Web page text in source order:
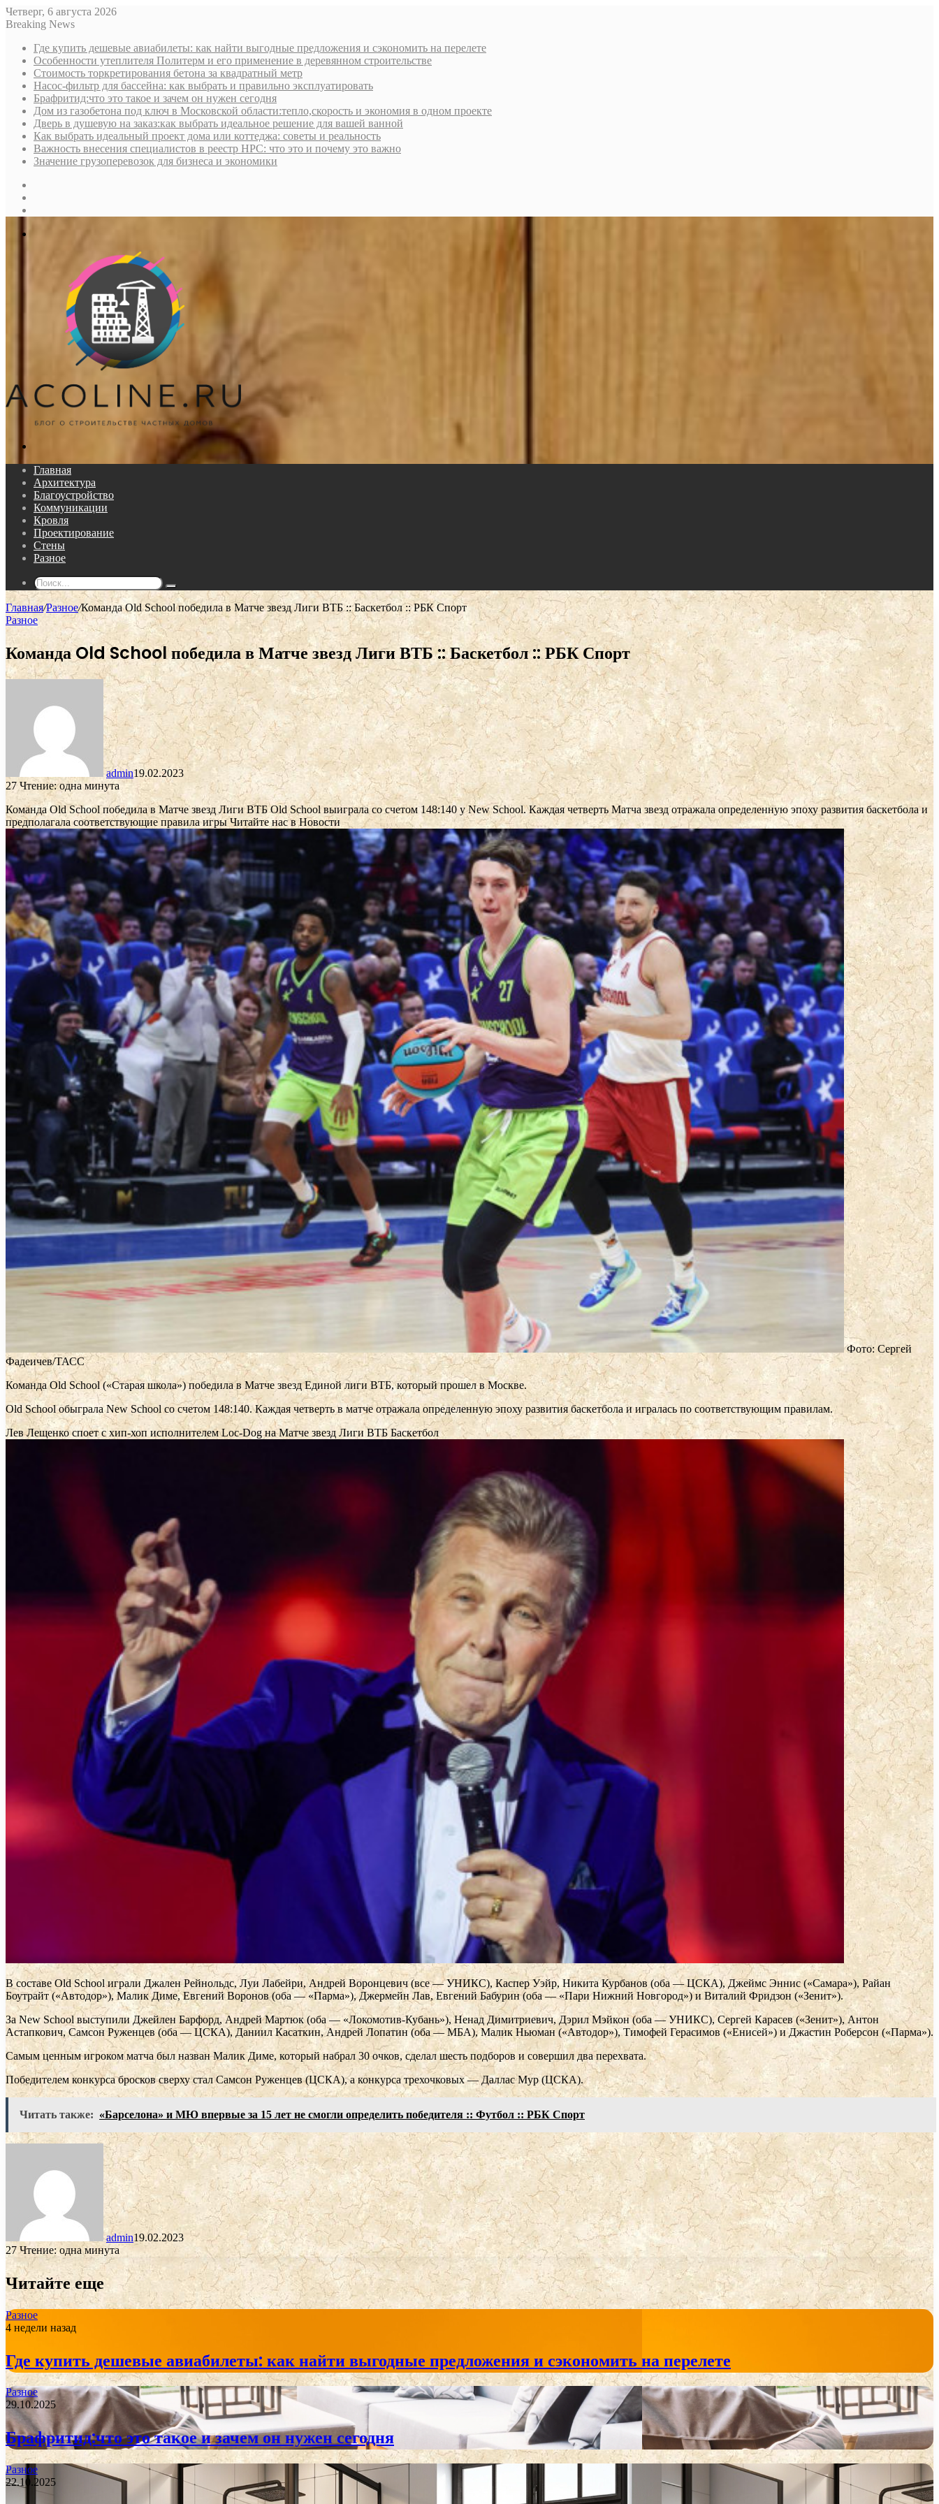
Четверг, 6 августа 2026
Breaking News
Где купить дешевые авиабилеты: как найти выгодные предложения и сэкономить на перелете
Особенности утеплителя Политерм и его применение в деревянном строительстве
Стоимость торкретирования бетона за квадратный метр
Насос-фильтр для бассейна: как выбрать и правильно эксплуатировать
Брафритид:что это такое и зачем он нужен сегодня
Дом из газобетона под ключ в Московской области:тепло,скорость и экономия в одном проекте
Дверь в душевую на заказ:как выбрать идеальное решение для вашей ванной
Как выбрать идеальный проект дома или коттеджа: советы и реальность
Важность внесения специалистов в реестр НРС: что это и почему это важно
Значение грузоперевозок для бизнеса и экономики
Главная
Архитектура
Благоустройство
Коммуникации
Кровля
Проектирование
Стены
Разное
Поиск...
Главная/Разное/Команда Old School победила в Матче звезд Лиги ВТБ :: Баскетбол :: РБК Спорт
Разное
Команда Old School победила в Матче звезд Лиги ВТБ :: Баскетбол :: РБК Спорт
admin19.02.2023
27Чтение: одна минута
Команда Old School победила в Матче звезд Лиги ВТБOld School выиграла со счетом 148:140 у New School. Каждая четверть Матча звезд отражала определенную эпоху развития баскетбола и
предполагала соответствующие правила игрыЧитайте нас в Новости
Фото: Сергей
Фадеичев/ТАСС
Команда Old School («Старая школа») победила в Матче звезд Единой лиги ВТБ, который прошел в Москве.
Old School обыграла New School со счетом 148:140. Каждая четверть в матче отражала определенную эпоху развития баскетбола и игралась по соответствующим правилам.
Лев Лещенко споет с хип-хоп исполнителем Loc-Dog на Матче звезд Лиги ВТБ Баскетбол
В составе Old School играли Джален Рейнольдс, Луи Лабейри, Андрей Воронцевич (все — УНИКС), Каспер Уэйр, Никита Курбанов (оба — ЦСКА), Джеймс Эннис («Самара»), Райан
Боутрайт («Автодор»), Малик Диме, Евгений Воронов (оба — «Парма»), Джермейн Лав, Евгений Бабурин (оба — «Пари Нижний Новгород») и Виталий Фридзон («Зенит»).
За New School выступили Джейлен Барфорд, Андрей Мартюк (оба — «Локомотив-Кубань»), Ненад Димитриевич, Дэрил Мэйкон (оба — УНИКС), Сергей Карасев («Зенит»), Антон
Астапкович, Самсон Руженцев (оба — ЦСКА), Даниил Касаткин, Андрей Лопатин (оба — МБА), Малик Ньюман («Автодор»), Тимофей Герасимов («Енисей») и Джастин Роберсон («Парма»).
Самым ценным игроком матча был назван Малик Диме, который набрал 30 очков, сделал шесть подборов и совершил два перехвата.
Победителем конкурса бросков сверху стал Самсон Руженцев (ЦСКА), а конкурса трехочковых — Даллас Мур (ЦСКА).
Читать также: «Барселона» и МЮ впервые за 15 лет не смогли определить победителя :: Футбол :: РБК Спорт
admin19.02.2023
27Чтение: одна минута
Читайте еще
Разное
4 недели назад
Где купить дешевые авиабилеты: как найти выгодные предложения и сэкономить на перелете
Разное
29.10.2025
Брафритид:что это такое и зачем он нужен сегодня
Разное
22.10.2025